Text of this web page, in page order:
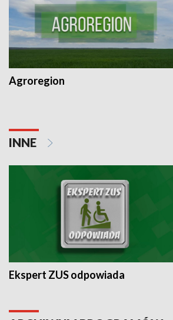
Agroregion
INNE
Ekspert ZUS odpowiada